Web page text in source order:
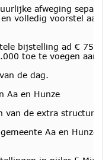
afweging
volledig voorstel aan
bijstelling ad €
toe te voegen aan
de dag.
Aa en Hunze
van de extra
Aa en Hunze,